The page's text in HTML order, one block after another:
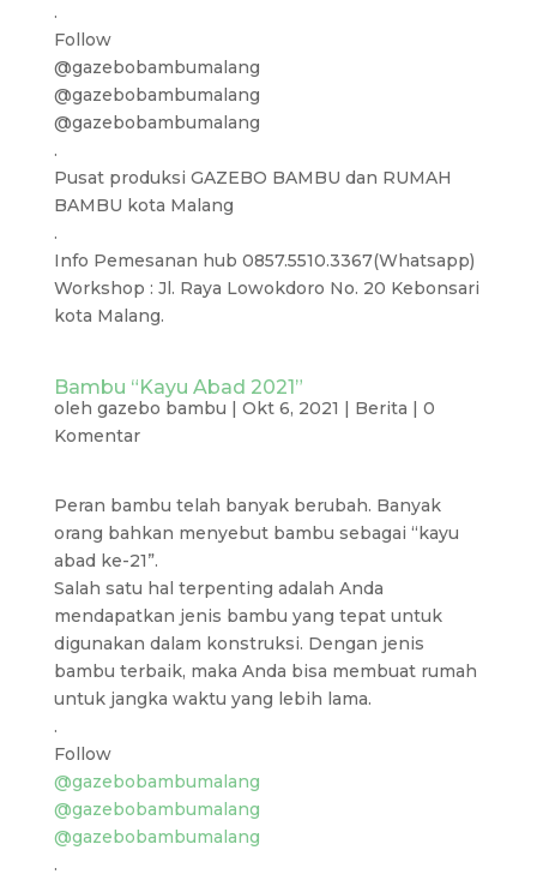
.
Follow
@gazebobambumalang
@gazebobambumalang
@gazebobambumalang
.
Pusat produksi GAZEBO BAMBU dan RUMAH
BAMBU kota Malang
.
Info Pemesanan hub 0857.5510.3367(Whatsapp)
Workshop : Jl. Raya Lowokdoro No. 20 Kebonsari
kota Malang.
Bambu “Kayu Abad 2021”
oleh gazebo bambu | Okt 6, 2021 | Berita | 0
Komentar
Peran bambu telah banyak berubah. Banyak
orang bahkan menyebut bambu sebagai “kayu
abad ke-21”.
Salah satu hal terpenting adalah Anda
mendapatkan jenis bambu yang tepat untuk
digunakan dalam konstruksi. Dengan jenis
bambu terbaik, maka Anda bisa membuat rumah
untuk jangka waktu yang lebih lama.
.
Follow
@gazebobambumalang
@gazebobambumalang
@gazebobambumalang
.